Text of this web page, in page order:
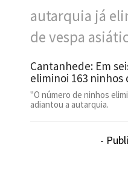
Cantanhede: Em
eliminoi 163 ninhos
"O número de ninhos
adiantou a autarquia.
-